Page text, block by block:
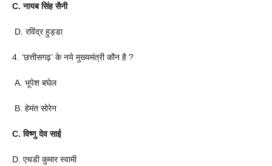
C. नायब सिंह सैनी
D. रविंद्र हुड्डा
4. ‘छत्तीसगढ़’ के नये मुख्यमंत्री कौन है ?
A. भूपेश बघेल
B. हेमंत सोरेन
C. विष्णु देव साई
D. एचडी कुमार स्वामी